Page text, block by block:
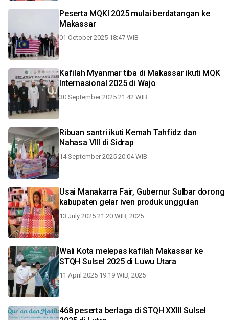
Peserta MQKI 2025 mulai berdatangan ke
Makassar
01 October 2025 18:47 WIB
Kafilah Myanmar tiba di Makassar ikuti MQK
Internasional 2025 di Wajo
30 September 2025 21:42 WIB
Ribuan santri ikuti Kemah Tahfidz dan
Nahasa VIII di Sidrap
14 September 2025 20:04 WIB
Usai Manakarra Fair, Gubernur Sulbar dorong
kabupaten gelar iven produk unggulan
13 July 2025 21:20 WIB, 2025
Wali Kota melepas kafilah Makassar ke
STQH Sulsel 2025 di Luwu Utara
11 April 2025 19:19 WIB, 2025
468 peserta berlaga di STQH XXIII Sulsel